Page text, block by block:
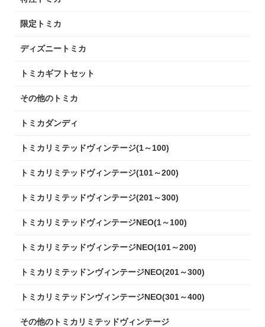
限定トミカ
ディズニートミカ
トミカギフトセット
その他のトミカ
トミカダンディ
トミカリミテッドヴィンテージ(1～100)
トミカリミテッドヴィンテージ(101～200)
トミカリミテッドヴィンテージ(201～300)
トミカリミテッドヴィンテージNEO(1～100)
トミカリミテッドヴィンテージNEO(101～200)
トミカリミテッドンヴィンテージNEO(201～300)
トミカリミテッドンヴィンテージNEO(301～400)
その他のトミカリミテッドヴィンテージ